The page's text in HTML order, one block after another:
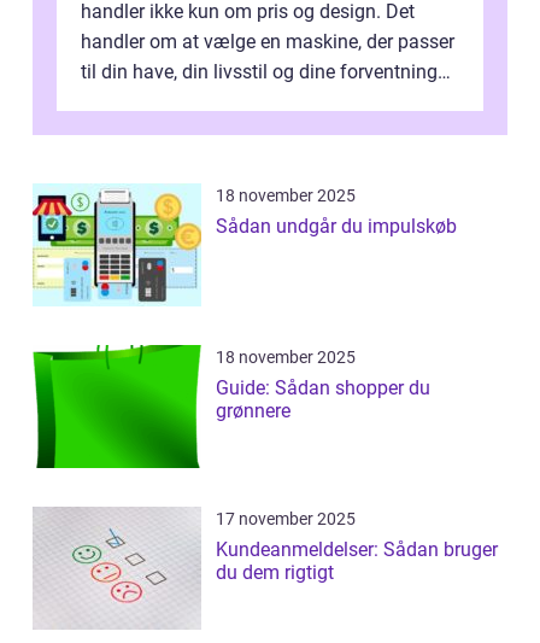
handler ikke kun om pris og design. Det
handler om at vælge en maskine, der passer
til din have, din livsstil og dine forventninger.
18 november 2025
Sådan undgår du impulskøb
18 november 2025
Guide: Sådan shopper du
grønnere
17 november 2025
Kundeanmeldelser: Sådan bruger
du dem rigtigt